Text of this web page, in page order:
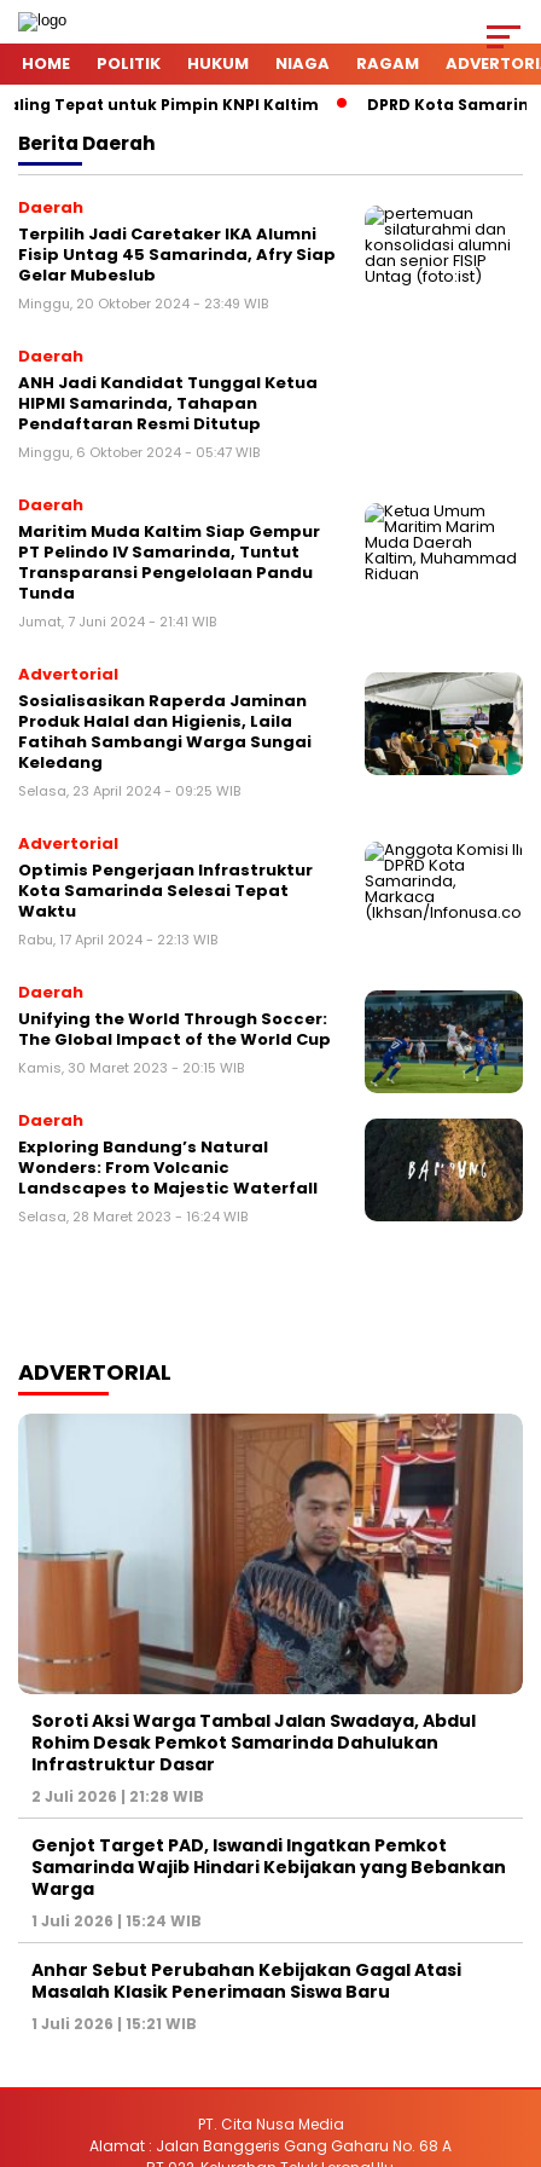
HOME POLITIK HUKUM NIAGA RAGAM
Tepat untuk Pimpin KNPI Kaltim DPRD Kota
Berita Daerah
Daerah
Terpilih Jadi Caretaker IKA Alumni
Fisip Untag 45 Samarinda, Afry Siap
Gelar Mubeslub
Minggu, 20 Oktober 2024 - 23:49 WIB
Daerah
ANH Jadi Kandidat Tunggal Ketua
HIPMI Samarinda, Tahapan
Pendaftaran Resmi Ditutup
Minggu, 6 Oktober 2024 - 05:47 WIB
Daerah
Maritim Muda Kaltim Siap Gempur
PT Pelindo IV Samarinda, Tuntut
Transparansi Pengelolaan Pandu
Tunda
Jumat, 7 Juni 2024 - 21:41 WIB
Advertorial
Sosialisasikan Raperda Jaminan
Produk Halal dan Higienis, Laila
Fatihah Sambangi Warga Sungai
Keledang
Selasa, 23 April 2024 - 09:25 WIB
Advertorial
Optimis Pengerjaan Infrastruktur
Kota Samarinda Selesai Tepat
Waktu
Rabu, 17 April 2024 - 22:13 WIB
Daerah
Unifying the World Through Soccer:
The Global Impact of the World Cup
Kamis, 30 Maret 2023 - 20:15 WIB
Daerah
Exploring Bandung’s Natural
Wonders: From Volcanic
Landscapes to Majestic Waterfall
Selasa, 28 Maret 2023 - 16:24 WIB
ADVERTORIAL
Soroti Aksi Warga Tambal Jalan Swadaya, Abdul
Rohim Desak Pemkot Samarinda Dahulukan
Infrastruktur Dasar
2 Juli 2026 | 21:28 WIB
Genjot Target PAD, Iswandi Ingatkan Pemkot
Samarinda Wajib Hindari Kebijakan yang Bebankan
Warga
1 Juli 2026 | 15:24 WIB
Anhar Sebut Perubahan Kebijakan Gagal Atasi
Masalah Klasik Penerimaan Siswa Baru
1 Juli 2026 | 15:21 WIB
PT. Cita Nusa Media
Alamat : Jalan Banggeris Gang Gaharu No. 68 A